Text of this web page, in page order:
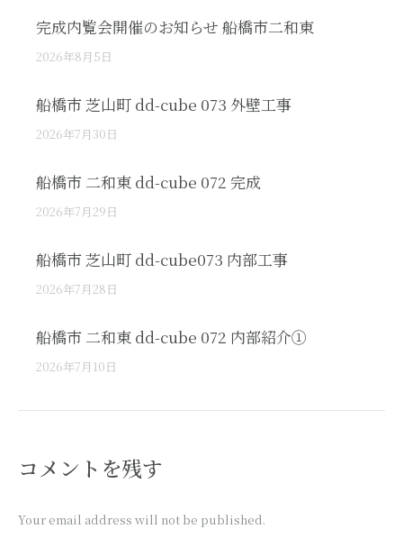
完成内覧会開催のお知らせ 船橋市二和東
2026年8月5日
船橋市 芝山町 dd-cube 073 外壁工事
2026年7月30日
船橋市 二和東 dd-cube 072 完成
2026年7月29日
船橋市 芝山町 dd-cube073 内部工事
2026年7月28日
船橋市 二和東 dd-cube 072 内部紹介①
2026年7月10日
コメントを残す
Your email address will not be published.